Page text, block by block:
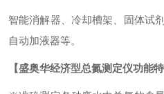
智能消解器、冷却槽架、固体试
自动加液器等。
【盛奥华经济型总氮测定仪功能特